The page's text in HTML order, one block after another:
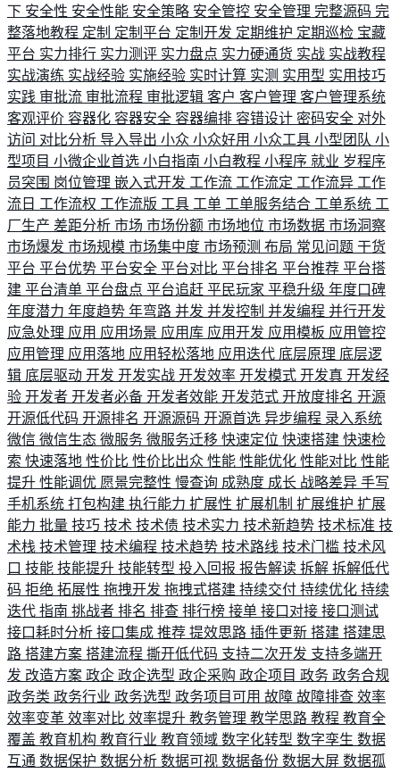
下 安全性 安全性能 安全策略 安全管控 安全管理 完整源码 完
整落地教程 定制 定制平台 定制开发 定期维护 定期巡检 宝藏
平台 实力排行 实力测评 实力盘点 实力硬通货 实战 实战教程
实战演练 实战经验 实施经验 实时计算 实测 实用型 实用技巧
实践 审批流 审批流程 审批逻辑 客户 客户管理 客户管理系统
客观评价 容器化 容器安全 容器编排 容错设计 密码安全 对外
访问 对比分析 导入导出 小众 小众好用 小众工具 小型团队 小
型项目 小微企业首选 小白指南 小白教程 小程序 就业 岁程序
员突围 岗位管理 嵌入式开发 工作流 工作流定 工作流异 工作
流日 工作流权 工作流版 工具 工单 工单服务结合 工单系统 工
厂生产 差距分析 市场 市场份额 市场地位 市场数据 市场洞察
市场爆发 市场规模 市场集中度 市场预测 布局 常见问题 干货
平台 平台优势 平台安全 平台对比 平台排名 平台推荐 平台搭
建 平台清单 平台盘点 平台追赶 平民玩家 平稳升级 年度口碑
年度潜力 年度趋势 年弯路 并发 并发控制 并发编程 并行开发
应急处理 应用 应用场景 应用库 应用开发 应用模板 应用管控
应用管理 应用落地 应用轻松落地 应用迭代 底层原理 底层逻
辑 底层驱动 开发 开发实战 开发效率 开发模式 开发真 开发经
验 开发者 开发者必备 开发者效能 开发范式 开放度排名 开源
开源低代码 开源排名 开源源码 开源首选 异步编程 录入系统
微信 微信生态 微服务 微服务迁移 快速定位 快速搭建 快速检
索 快速落地 性价比 性价比出众 性能 性能优化 性能对比 性能
提升 性能调优 愿景完整性 慢查询 成熟度 成长 战略差异 手写
手机系统 打包构建 执行能力 扩展性 扩展机制 扩展维护 扩展
能力 批量 技巧 技术 技术债 技术实力 技术新趋势 技术标准 技
术栈 技术管理 技术编程 技术趋势 技术路线 技术门槛 技术风
口 技能 技能提升 技能转型 投入回报 报告解读 拆解 拆解低代
码 拒绝 拓展性 拖拽开发 拖拽式搭建 持续交付 持续优化 持续
迭代 指南 挑战者 排名 排查 排行榜 接单 接口对接 接口测试
接口耗时分析 接口集成 推荐 提效思路 插件更新 搭建 搭建思
路 搭建方案 搭建流程 撕开低代码 支持二次开发 支持多端开
发 改造方案 政企 政企选型 政企采购 政企项目 政务 政务合规
政务类 政务行业 政务选型 政务项目可用 故障 故障排查 效率
效率变革 效率对比 效率提升 教务管理 教学思路 教程 教育全
覆盖 教育机构 教育行业 教育领域 数字化转型 数字孪生 数据
互通 数据保护 数据分析 数据可视 数据备份 数据大屏 数据孤